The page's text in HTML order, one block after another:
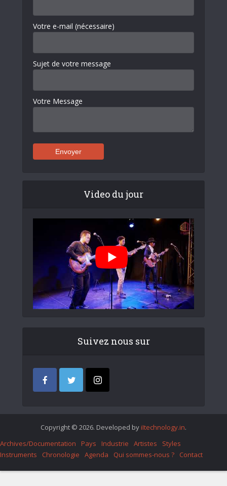
Votre e-mail (nécessaire)
Sujet de votre message
Votre Message
Video du jour
Suivez nous sur
Copyright © 2026. Developed by iItechnology.in.
Archives/Documentation
Pays Industrie Artistes
Styles
Instruments
Chronologie Agenda Qui sommes-nous ? Contact